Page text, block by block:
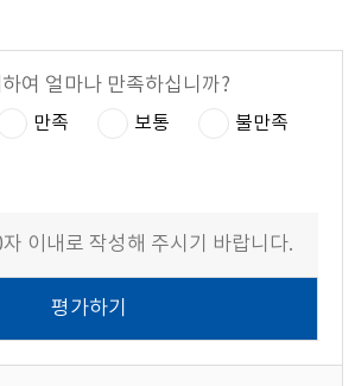
여 얼마나 만족하십니까?
만족 보통 불만족